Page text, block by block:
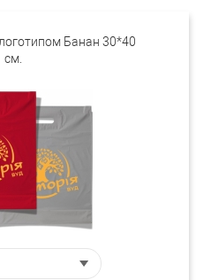
Банан 30*40
см.